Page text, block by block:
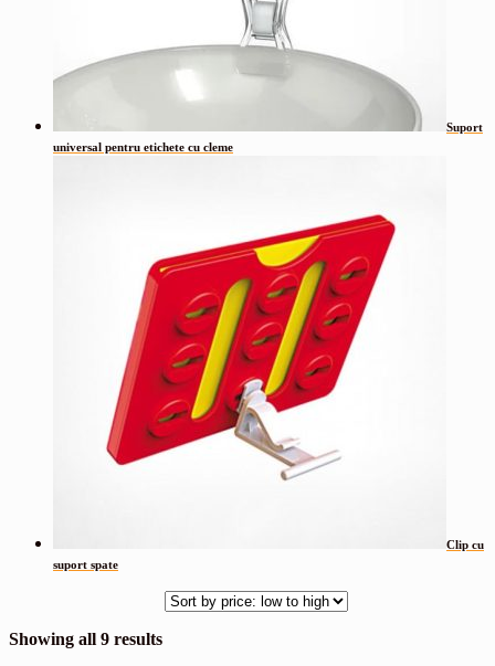
Suport
universal pentru etichete cu cleme
Clip cu
suport spate
Showing all 9 results